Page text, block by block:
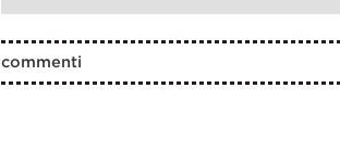
commenti